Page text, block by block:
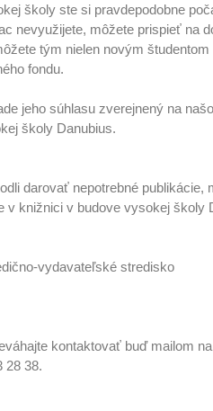
školy ste si pravdepodobne
nevyužijete, môžete prispieť na
tým nielen novým
fondu.
jeho súhlasu zverejnený na
školy Danubius.
darovať nepotrebné
v knižnici v budove vysokej školy
vydavateľské stredisko
kontaktovať buď mailom na
28 38.